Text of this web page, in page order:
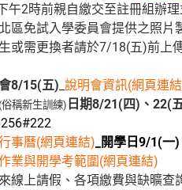
午2時前親自繳交至註冊組辦
區免試入學委員會提供之照片
或需更換者請於7/18(五)前上
8/15(五) _說明會資訊(網頁連
俗稱新生訓練) 日期8/21(四)、22(
事曆(網頁連結) _開學日9/1(一)
業與開學考範圍(網頁連結)
線上請假、各項繳費與缺曠查